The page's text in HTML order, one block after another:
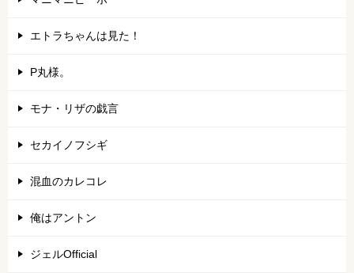
エトラちゃんは見た！
P丸様。
モナ・リザの戯言
セカイノフシギ
混血のカレコレ
俺はアントン
ジェルOfficial